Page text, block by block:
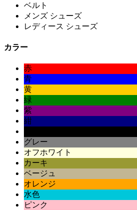
ベルト
メンズ シューズ
レディース シューズ
カラー
赤
青
黄
緑
紫
紺
グレー
オフホワイト
カーキ
ベージュ
オレンジ
水色
ピンク